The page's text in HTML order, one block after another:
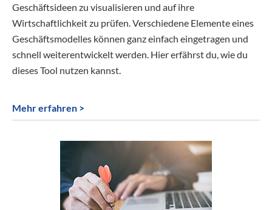
Geschäftsideen zu visualisieren und auf ihre
Wirtschaftlichkeit zu prüfen. Verschiedene Elemente eines
Geschäftsmodelles können ganz einfach eingetragen und
schnell weiterentwickelt werden. Hier erfährst du, wie du
dieses Tool nutzen kannst.
Mehr erfahren >